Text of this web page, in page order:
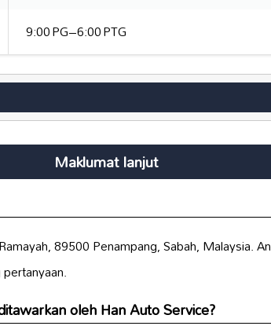
9:00 PG–6:00 PTG
Maklumat lanjut
89500 Penampang, Sabah, Malaysia.
oleh Han Auto Service?